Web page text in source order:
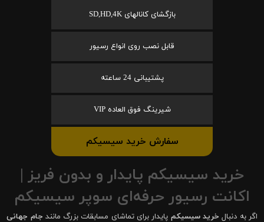
بازگشای کانالهای SD,HD,4K
قابل نصب روی انواع رسیور
پشتیبانی 24 ساعته
شیرینگ فوق العاده VIP
سفارش خرید سیسیکم
خرید سیسیکم پایدار و بدون فریز |
اکانت رسیور حرفه‌ای سوپر سیسیکم
اگر به دنبال خرید سیسیکم پایدار برای تماشای مسابقات بزرگ مانند جام جهانی